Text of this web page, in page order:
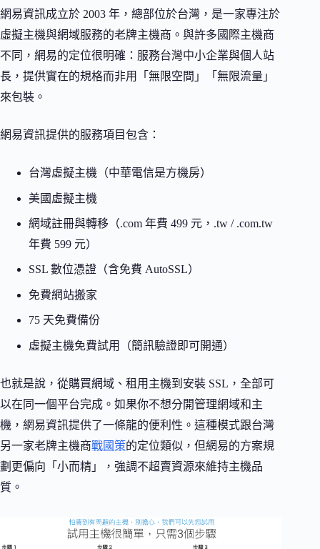
網易資訊成立於 2003 年，總部位於台灣，是一家專注於
虛擬主機與網域服務的老牌主機商。與許多國際主機商
不同，網易的定位很明確：服務台灣中小企業與個人站
長，提供實在的規格而非用「無限空間」「無限流量」
來包裝。
網易資訊提供的服務項目包含：
台灣虛擬主機（中華電信是方機房）
美國虛擬主機
網域註冊與轉移（.com 年費 499 元，.tw / .com.tw
年費 599 元）
SSL 數位憑證（含免費 AutoSSL）
免費網站搬家
75 天免費備份
虛擬主機免費試用（簡訊驗證即可開通）
也就是說，從購買網域、租用主機到安裝 SSL，全部可
以在同一個平台完成。如果你不想分開管理網域和主
機，網易資訊提供了一條龍的便利性。這種模式跟台灣
另一家老牌主機商戰國策的定位類似，但網易的方案規
劃更偏向「小而精」，強調不超賣資源來維持主機品
質。